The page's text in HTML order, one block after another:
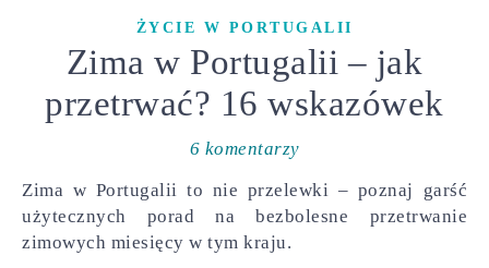
ŻYCIE W PORTUGALII
Zima w Portugalii – jak
przetrwać? 16 wskazówek
6 komentarzy
Zima w Portugalii to nie przelewki – poznaj garść
użytecznych porad na bezbolesne przetrwanie
zimowych miesięcy w tym kraju.